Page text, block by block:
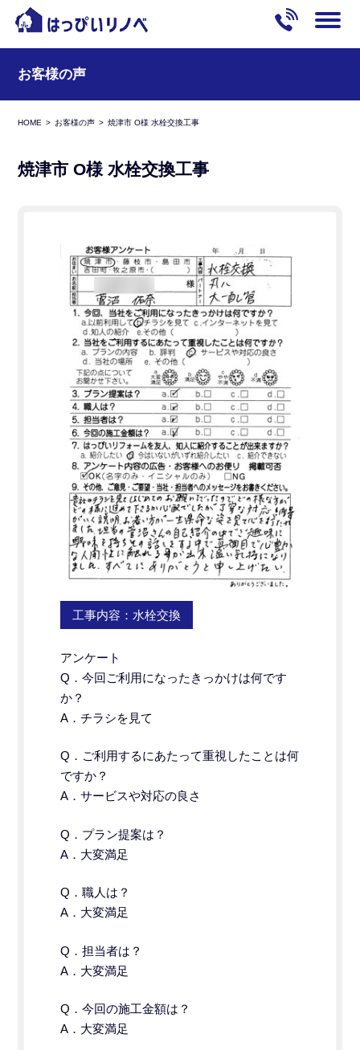
お客様の声
HOME お客様の声 焼津市 O様 水栓交換工事
焼津市 O様 水栓交換工事
工事内容：水栓交換
アンケート
Q．今回ご利用になったきっかけは何です
か？
A．チラシを見て
Q． ご利用するにあたって重視したことは何
ですか？
A．サービスや対応の良さ
Q．プラン提案は？
A．大変満足
Q．職人は？
A．大変満足
Q．担当者は？
A．大変満足
Q．今回の施工金額は？
A．大変満足